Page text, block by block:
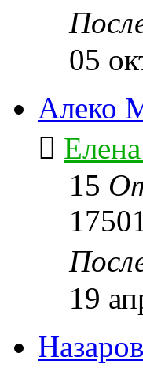
05
Алеко
15
19